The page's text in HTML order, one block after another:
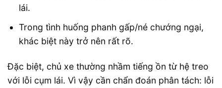
lái.
Trong tình huống phanh gấp/né chướng ngại,
khác biệt này trở nên rất rõ.
Đặc biệt, chủ xe thường nhầm tiếng ồn từ hệ treo
với lỗi cụm lái. Vì vậy cần chẩn đoán phân tách: lỗi